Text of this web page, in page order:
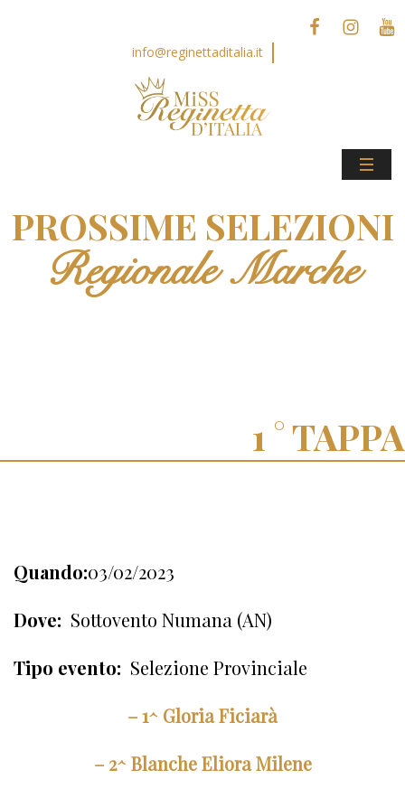
info@reginettaditalia.it
PROSSIME SELEZIONI
Regionale Marche
TAPPA
Quando:03/02/2023
Dove: Sottovento Numana (AN)
Tipo evento: Selezione Provinciale
– 1^ Gloria Ficiarà
– 2^ Blanche Eliora Milene